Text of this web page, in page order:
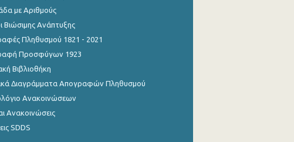
με Αριθμούς
Βιώσιμης Ανάπτυξης
Πληθυσμού 1821 - 2021
Προσφύγων 1923
Βιβλιοθήκη
Διαγράμματα Απογραφών Πληθυσμού
Ανακοινώσεων
Ανακοινώσεις
SDDS